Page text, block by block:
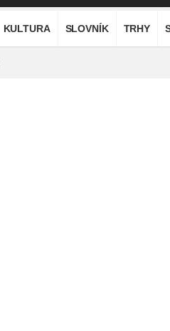
KULTURA SLOVNÍK TRHY